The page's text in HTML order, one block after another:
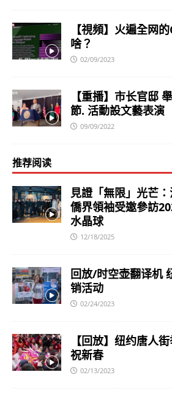
【視頻】火遍全网
啥？
02/09/2023
【重播】市长官邸
節. 活動設文藝表演
09/09/2022
推荐阅读
見證「無限」光芒
僑界領袖受邀參訪
水晶球
12/18/2025
回放/时空壶翻译机
销活动
02/24/2023
【回放】纽约唐人
祝新春
02/13/2023